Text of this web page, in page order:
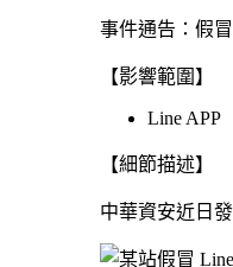
事件通告：假
【影響範圍】
Line APP
【細節描述】
中華資安近日